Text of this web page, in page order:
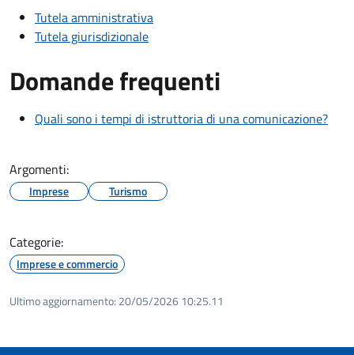
Tutela amministrativa
Tutela giurisdizionale
Domande frequenti
Quali sono i tempi di istruttoria di una comunicazione?
Argomenti:
Imprese Turismo
Categorie:
Imprese e commercio
Ultimo aggiornamento: 20/05/2026 10:25.11